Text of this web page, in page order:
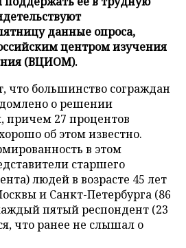
данные опроса,
центром изучения
(ВЦИОМ).
что большинство сограждан
о решении
причем 27 процентов
об этом известно.
в этом
старшего
людей в возрасте 45 лет
и Санкт-Петербурга (86
пятый респондент (23
что ранее не слышал о